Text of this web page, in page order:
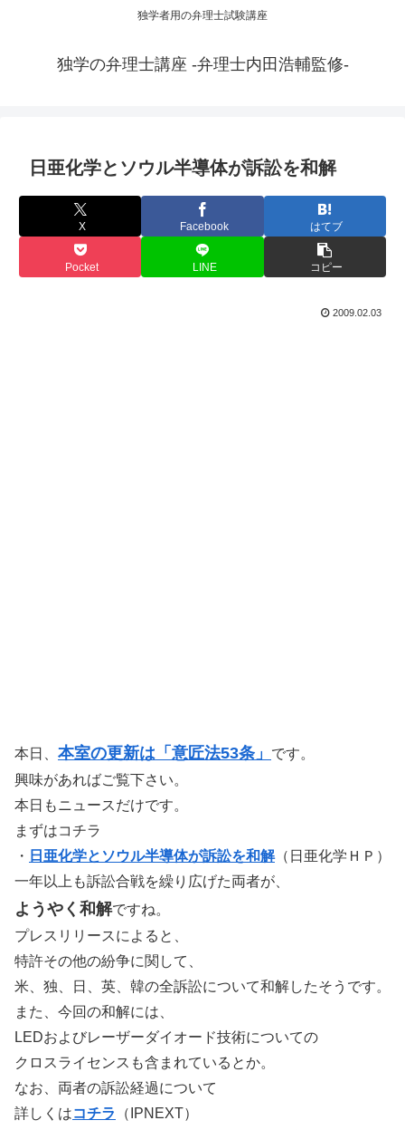
独学者用の弁理士試験講座
独学の弁理士講座 -弁理士内田浩輔監修-
日亜化学とソウル半導体が訴訟を和解
X Facebook はてブ
Pocket LINE コピー
2009.02.03
本日、 本室の更新は「意匠法53条」
です。
興味があればご覧下さい。
本日もニュースだけです。
まずはコチラ
・ 日亜化学とソウル半導体が訴訟を和解（日亜化学ＨＰ）
一年以上も訴訟合戦を繰り広げた両者が、
ようやく和解ですね。
プレスリリースによると、
特許その他の紛争に関して、
米、独、日、英、韓の全訴訟について和解したそうです。
また、今回の和解には、
LEDおよびレーザーダイオード技術についての
クロスライセンスも含まれているとか。
なお、両者の訴訟経過について
詳しくはコチラ
（IPNEXT）